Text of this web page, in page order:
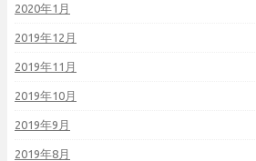
2020年1月
2019年12月
2019年11月
2019年10月
2019年9月
2019年8月